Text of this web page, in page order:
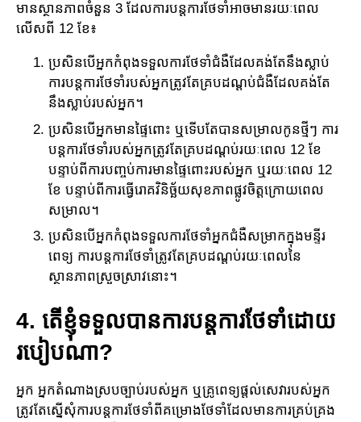
មានស្ថានភាពចំនួន 3 ដែលការបន្តការថែទាំអាចមានរយៈពេល​
លើសពី 12 ខែ៖
ប្រសិនបើអ្នកកំពុងទទួលការថែទាំជំងឺដែលគង់តែនឹងស្លាប់
ការបន្ត​ការថែទាំរបស់​អ្នកត្រូវ​តែ​គ្រប​ដណ្តប់​ជំងឺ​ដែលគង់តែ
នឹងស្លាប់​របស់អ្នក។
ប្រសិនបើអ្នកមានផ្ទៃពោះ ឬទើបតែបានសម្រាលកូនថ្មីៗ ការ
បន្ត​​ការ​​ថែទាំរបស់អ្នក​ត្រូវតែ​គ្រប​ដណ្ត​ប់​រយៈ​ពេល 12 ខែ
បន្ទាប់​ពី​ការ​បញ្ចប់ការ​មានផ្ទៃពោះរបស់អ្នក ឬរយៈពេល 12
ខែ បន្ទាប់​ពី​ការ​ធ្វើរោគវិនិច្ឆ័យសុខភាពផ្លូវចិត្តក្រោយពេល
សម្រាល។
ប្រសិនបើអ្នកកំពុងទទួលការថែទាំអ្នកជំងឺសម្រាកក្នុង​មន្ទីរ
ពេទ្យ ការ​​បន្ត​ការថែទាំត្រូវតែគ្រប​ដណ្តប់​រយៈពេលនៃ
ស្ថានភាពស្រួចស្រាវ​នោះ។
4. តើខ្ញុំទទួលបានការបន្តការថែទាំដោយ
របៀបណា?
អ្នក អ្នកតំណាងស្របច្បាប់របស់អ្នក ឬគ្រូពេទ្យផ្តល់សេវារបស់អ្នក​
ត្រូវតែស្នើសុំការបន្តការថែទាំពី​គម្រោង​ថែ​ទាំ​ដែលមានការ​គ្រប់​គ្រង​